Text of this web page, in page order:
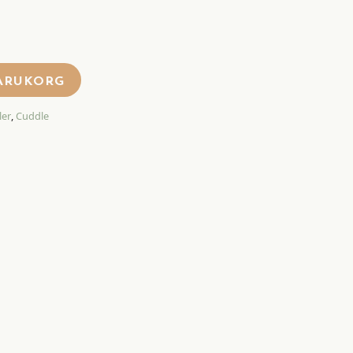
, Cuddle